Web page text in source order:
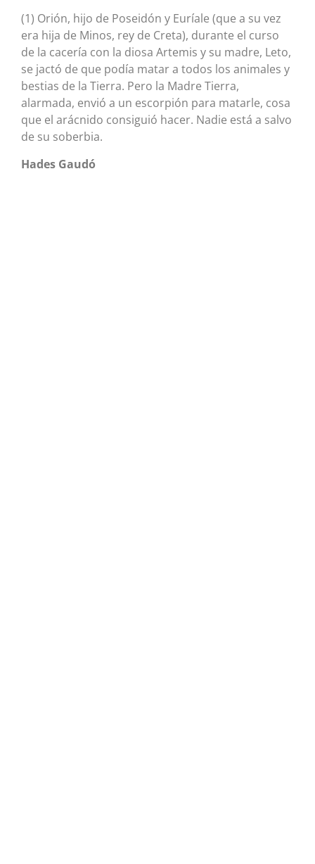
(1) Orión, hijo de Poseidón y Euríale (que a su vez
era hija de Minos, rey de Creta), durante el curso
de la cacería con la diosa Artemis y su madre, Leto,
se jactó de que podía matar a todos los animales y
bestias de la Tierra. Pero la Madre Tierra,
alarmada, envió a un escorpión para matarle, cosa
que el arácnido consiguió hacer. Nadie está a salvo
de su soberbia.
Hades Gaudó